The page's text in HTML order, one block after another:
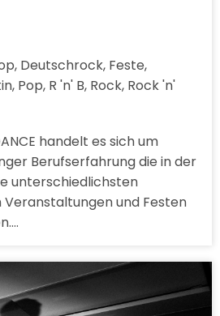
Deutschrock, Feste,
Pop, R 'n' B, Rock, Rock 'n'
handelt es sich um
Berufserfahrung die in der
unterschiedlichsten
und Festen